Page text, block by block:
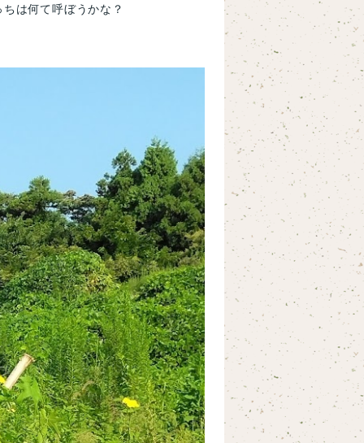
は何て呼ぼうかな？